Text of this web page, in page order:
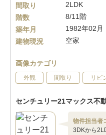
間取り
2LDK
階数
8/11階
築年月
1982年02月
建物現況
空家
画像カテゴリ
外観 間取り リビ
センチュリー21マックス不
物件担当者
3DKから